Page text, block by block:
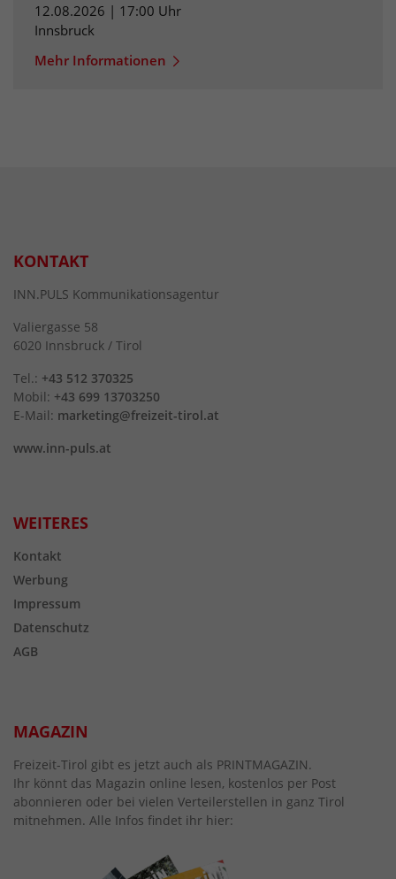
12.08.2026 | 17:00 Uhr
Innsbruck
Mehr Informationen
KONTAKT
INN.PULS Kommunikationsagentur
Valiergasse 58
6020 Innsbruck / Tirol
Tel.: +43 512 370325
Mobil: +43 699 13703250
E-Mail: marketing@freizeit-tirol.at
www.inn-puls.at
WEITERES
Kontakt
Werbung
Impressum
Datenschutz
AGB
MAGAZIN
Freizeit-Tirol gibt es jetzt auch als PRINTMAGAZIN.
Ihr könnt das Magazin online lesen, kostenlos per Post
abonnieren oder bei vielen Verteilerstellen in ganz Tirol
mitnehmen. Alle Infos findet ihr hier: